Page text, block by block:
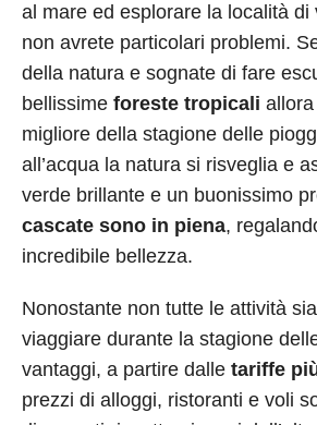
al mare ed esplorare la località di
non avrete particolari problemi.
della natura e sognate di fare
bellissime foreste tropicali allora
migliore della stagione delle
all’acqua la natura si risveglia e
verde brillante e un buonissimo
cascate sono in piena,
incredibile bellezza.
Nonostante non tutte le attività
viaggiare durante la stagione
vantaggi, a partire dalle tariffe
prezzi di alloggi, ristoranti e voli